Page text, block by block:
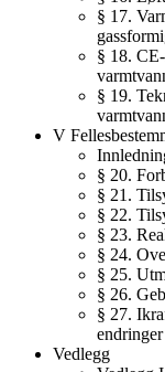
§ 17.
§ 18.
§ 19.
V
§ 20.
§ 21.
§ 22.
§ 23.
§ 24.
§ 25.
§ 26.
§ 27.
Vedlegg